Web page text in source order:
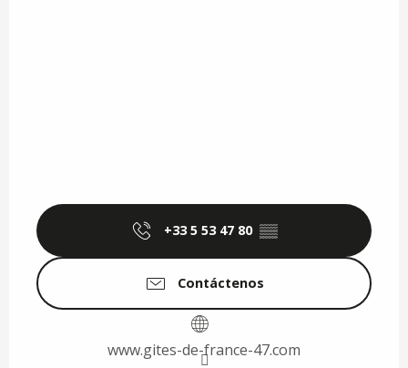
+33 5 53 47 80 ▒▒
Contáctenos
www.gites-de-france-47.com